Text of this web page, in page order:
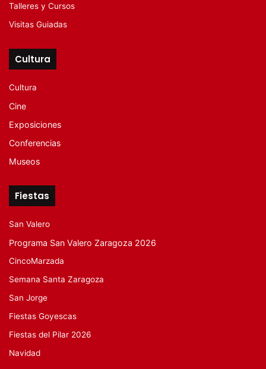
Talleres y Cursos
Visitas Guiadas
Cultura
Cultura
Cine
Exposiciones
Conferencias
Museos
Fiestas
San Valero
Programa San Valero Zaragoza 2026
CincoMarzada
Semana Santa Zaragoza
San Jorge
Fiestas Goyescas
Fiestas del Pilar 2026
Navidad